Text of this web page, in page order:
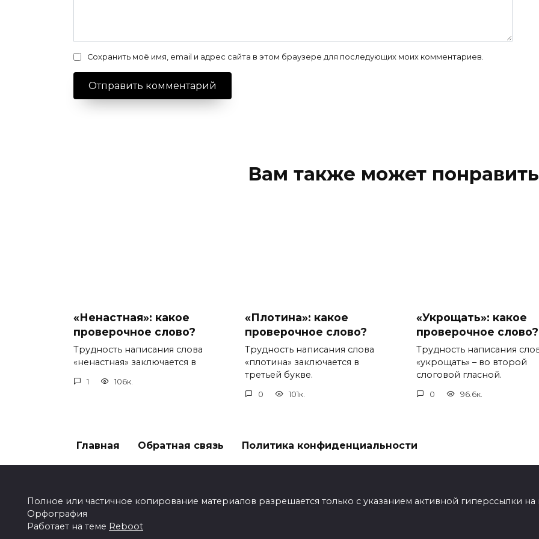
Сохранить моё имя, email и адрес сайта в этом браузере для последующих моих комментариев.
Вам также может
«Ненастная»: какое
проверочное слово?
Трудность написания слова
«ненастная» заключается в
1 106к.
«Плотина»: какое
проверочное слово?
Трудность написания слова
«плотина» заключается в
третьей букве.
0 101к.
«Укрощать»: какое
проверочное слово?
Трудность написания
«укрощать» – во второй
слоговой гласной.
0 96.6к.
Главная Обратная связь Политика конфиденциальности
Полное или частичное копирование материалов разрешается только с указанием активной гиперссылки
Орфография
Работает на теме Reboot